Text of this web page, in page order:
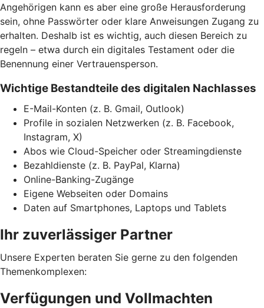
Angehörigen kann es aber eine große Herausforderung
sein, ohne Passwörter oder klare Anweisungen Zugang zu
erhalten. Deshalb ist es wichtig, auch diesen Bereich zu
regeln – etwa durch ein digitales Testament oder die
Benennung einer Vertrauensperson.
Wichtige Bestandteile des digitalen Nachlasses
E-Mail-Konten (z. B. Gmail, Outlook)
Profile in sozialen Netzwerken (z. B. Facebook,
Instagram, X)
Abos wie Cloud-Speicher oder Streamingdienste
Bezahldienste (z. B. PayPal, Klarna)
Online-Banking-Zugänge
Eigene Webseiten oder Domains
Daten auf Smartphones, Laptops und Tablets
Ihr zuverlässiger Partner
Unsere Experten beraten Sie gerne zu den folgenden
Themenkomplexen:
Verfügungen und Vollmachten